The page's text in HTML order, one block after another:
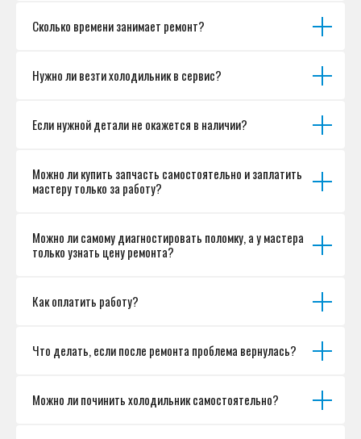
Сколько времени занимает ремонт?
Нужно ли везти холодильник в сервис?
Если нужной детали не окажется в наличии?
Можно ли купить запчасть самостоятельно и заплатить
мастеру только за работу?
Можно ли самому диагностировать поломку, а у мастера
только узнать цену ремонта?
Как оплатить работу?
Что делать, если после ремонта проблема вернулась?
Можно ли починить холодильник самостоятельно?